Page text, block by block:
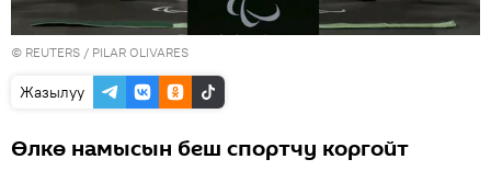
© REUTERS / PILAR OLIVARES
Жазылуу
Өлкө намысын беш спортчу коргойт